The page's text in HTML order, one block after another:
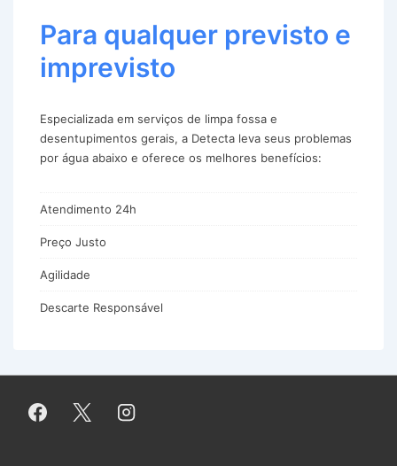
Para qualquer previsto e
imprevisto
Especializada em serviços de limpa fossa e
desentupimentos gerais, a Detecta leva seus problemas
por água abaixo e oferece os melhores benefícios:
Atendimento 24h
Preço Justo
Agilidade
Descarte Responsável